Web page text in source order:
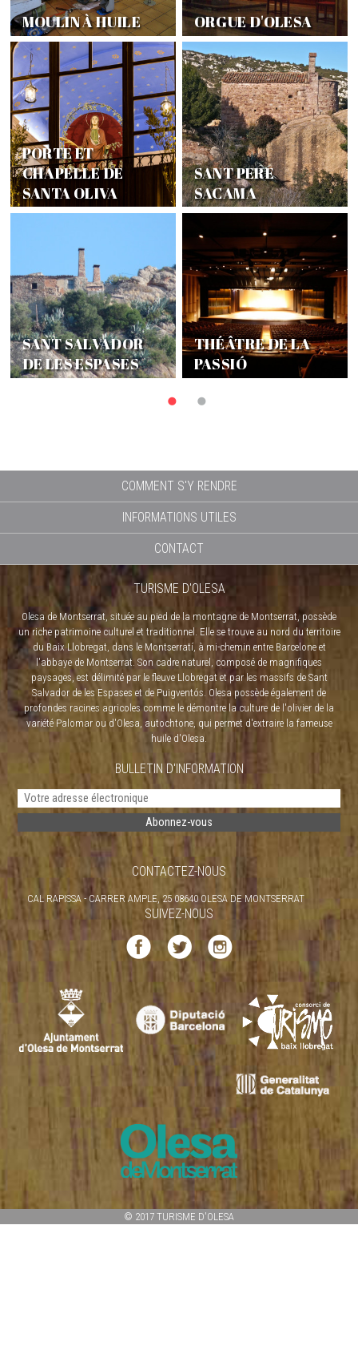
MOULIN À HUILE ORGUE D'OLESA
PORTE ET
CHAPELLE DE
SANTA OLIVA
SANT PERE
SACAMA
SANT SALVADOR
DE LES ESPASES
THÉÂTRE DE LA
PASSIÓ
1 2
COMMENT S'Y RENDRE
INFORMATIONS UTILES
CONTACT
TURISME D'OLESA
Olesa de Montserrat, située au pied de la montagne de Montserrat, possède
un riche patrimoine culturel et traditionnel. Elle se trouve au nord du territoire
du Baix Llobregat, dans le Montserratí, à mi-chemin entre Barcelone et
l'abbaye de Montserrat. Son cadre naturel, composé de magnifiques
paysages, est délimité par le fleuve Llobregat et par les massifs de Sant
Salvador de les Espases et de Puigventós. Olesa possède également de
profondes racines agricoles comme le démontre la culture de l'olivier de la
variété Palomar ou d'Olesa, autochtone, qui permet d'extraire la fameuse
huile d'Olesa.
BULLETIN D'INFORMATION
CONTACTEZ-NOUS
CAL RAPISSA - CARRER AMPLE, 25 08640 OLESA DE MONTSERRAT
SUIVEZ-NOUS
© 2017 TURISME D'OLESA